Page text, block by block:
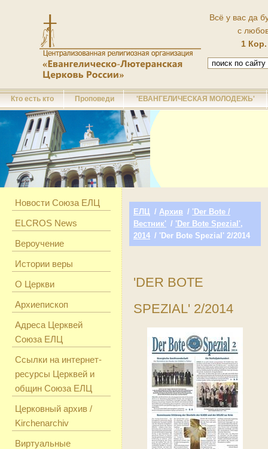
Всё у вас да
с
1
Кто есть кто Проповеди 'ЕВАНГЕЛИЧЕСКАЯ МОЛОДЕЖЬ'
Новости Союза ЕЛЦ
ELCROS News
Вероучение
Истории веры
О Церкви
Архиепископ
Адреса Церквей
Союза ЕЛЦ
Ссылки на интернет-
ресурсы Церквей и
общин Союза ЕЛЦ
Церковный архив /
Kirchenarchiv
Виртуальные
ЕЛЦ / Архив / 'Der Bote /
Вестник' / 'Der Bote Spezial',
2014 / 'Der Bote Spezial' 2/2014
'DER BOTE
SPEZIAL' 2/2014